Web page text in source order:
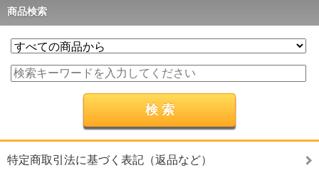
商品検索
特定商取引法に基づく表記（返品など）